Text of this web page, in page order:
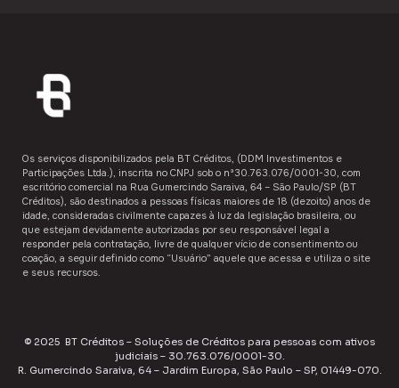
Os serviços disponibilizados pela ​BT Créditos,​ (DDM Investimentos e
Participações Ltda.), inscrita no CNPJ sob o nº30.763.076/0001-30, com
escritório comercial na Rua Gumercindo Saraiva, 64 – São Paulo/SP (BT
Créditos), são destinados a ​pessoas físicas maiores de 18 (dezoito) anos de
idade,​ consideradas civilmente capazes à luz da legislação brasileira, ou
que estejam devidamente autorizadas por seu responsável legal a
responder pela contratação, livre de qualquer vício de consentimento ou
coação, a seguir definido como “Usuário”​​ aquele que acessa e utiliza o site
e seus recursos.
© 2025 BT Créditos – Soluções de Créditos para pessoas com ativos
judiciais – 30.763.076/0001-30.
R. Gumercindo Saraiva, 64 – Jardim Europa, São Paulo – SP, 01449-070.